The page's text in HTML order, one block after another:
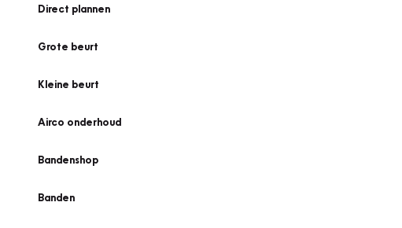
Direct plannen
Grote beurt
Kleine beurt
Airco onderhoud
Bandenshop
Banden